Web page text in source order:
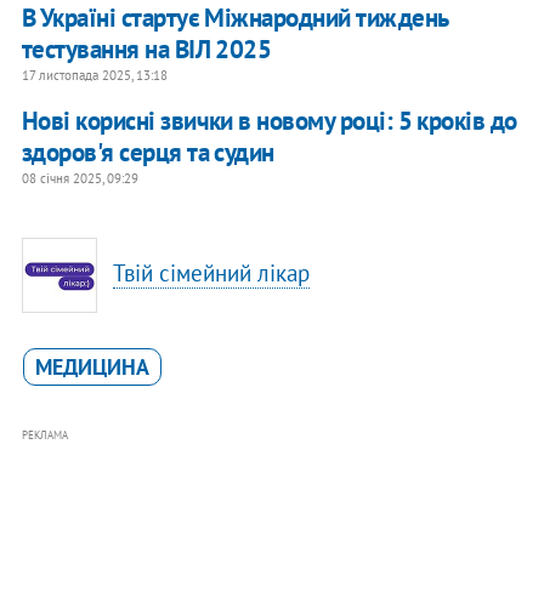
В Україні стартує Міжнародний тиждень
тестування на ВІЛ 2025
17 листопада 2025, 13:18
Нові корисні звички в новому році: 5 кроків до
здоров'я серця та судин
08 січня 2025, 09:29
Твій сімейний лікар
МЕДИЦИНА
РЕКЛАМА